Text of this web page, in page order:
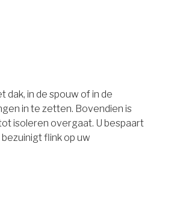
dak, in de spouw of in de
in te zetten. Bovendien is
isoleren overgaat. U bespaart
flink op uw